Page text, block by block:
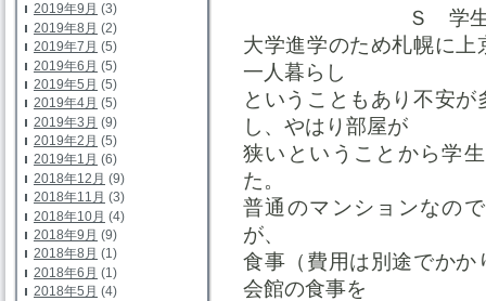
2019年9月 (3)
2019年8月 (2)
2019年7月 (5)
2019年6月 (5)
2019年5月 (5)
2019年4月 (5)
2019年3月 (9)
2019年2月 (5)
2019年1月 (6)
2018年12月 (9)
2018年11月 (3)
2018年10月 (4)
2018年9月 (9)
2018年8月 (1)
2018年6月 (1)
2018年5月 (4)
Ｓ
大学進学のため札幌に
一人暮らし
ということもあり不安
し、やはり部屋が
狭いということから学
た。
普通のマンションなの
が、
食事（費用は別途でか
会館の食事を